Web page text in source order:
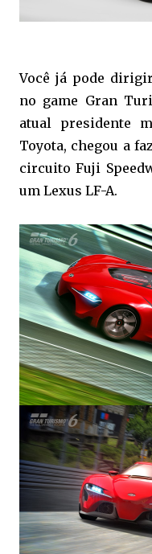
Você já pode
no game Gran
atual presidente
Toyota, chegou a
circuito Fuji
um Lexus LF-A.